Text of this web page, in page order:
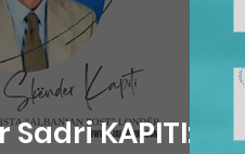
Sadri KAPITI: